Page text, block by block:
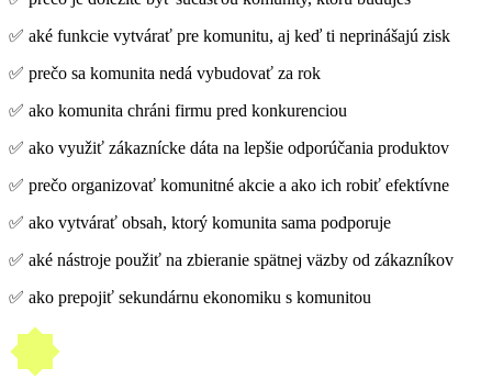
✅ aké funkcie vytvárať pre komunitu, aj keď ti neprinášajú zisk
✅ prečo sa komunita nedá vybudovať za rok
✅ ako komunita chráni firmu pred konkurenciou
✅ ako využiť zákaznícke dáta na lepšie odporúčania produktov
✅ prečo organizovať komunitné akcie a ako ich robiť efektívne
✅ ako vytvárať obsah, ktorý komunita sama podporuje
✅ aké nástroje použiť na zbieranie spätnej väzby od zákazníkov
✅ ako prepojiť sekundárnu ekonomiku s komunitou